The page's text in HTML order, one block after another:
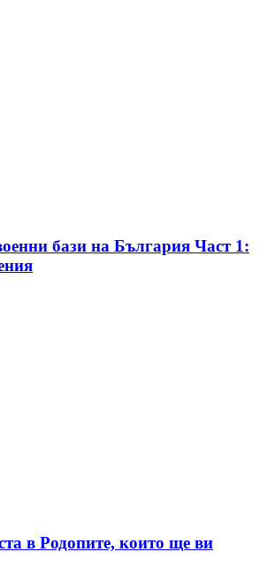
бази на България Част 1:
в Родопите, които ще ви